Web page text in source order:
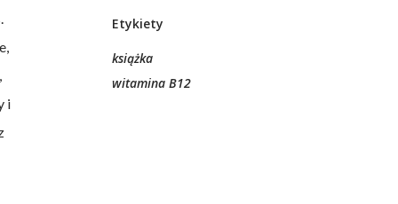
i
Etykiety
książka
witamina B12